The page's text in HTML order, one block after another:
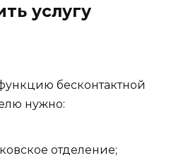
услугу
бесконтактной
нужно:
отделение;